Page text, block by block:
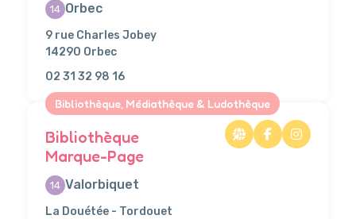
14 Orbec
9 rue Charles Jobey
14290 Orbec
02 31 32 98 16
Bibliothèque, Médiathèque & Ludothèque
Bibliothèque
Marque-Page
14 Valorbiquet
La Douétée - Tordouet